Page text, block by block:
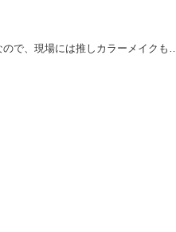
ので、現場には推しカラーメイク